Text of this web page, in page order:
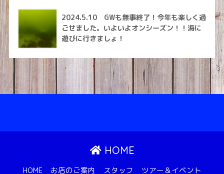
2024.5.10 GWも無事終了！今年も楽しく過
ごせました。いよいよオンシーズン！！海に
遊びに行きましょ！
HOME
HOME お店のご案内 スタッフ ツアー＆イベント